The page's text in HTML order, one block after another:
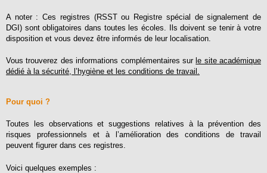
A noter : Ces registres (RSST ou Registre spécial de signalement de
DGI) sont obligatoires dans toutes les écoles. Ils doivent se tenir à votre
disposition et vous devez être informés de leur localisation.
Vous trouverez des informations complémentaires sur le site académique
dédié à la sécurité, l’hygiène et les conditions de travail.
Pour quoi ?
Toutes les observations et suggestions relatives à la prévention des
risques professionnels et à l’amélioration des conditions de travail
peuvent figurer dans ces registres.
Voici quelques exemples :